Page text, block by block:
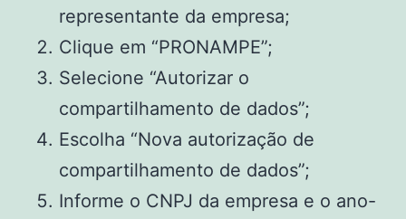
representante da empresa;
Clique em “PRONAMPE”;
Selecione “Autorizar o
compartilhamento de dados”;
Escolha “Nova autorização de
compartilhamento de dados”;
Informe o CNPJ da empresa e o ano-